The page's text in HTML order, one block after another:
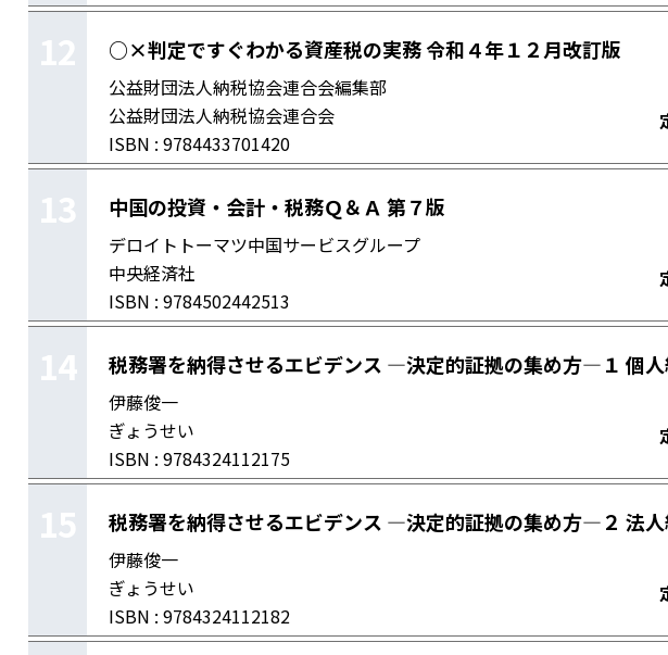
12 ○×判定ですぐわかる資産税の実務 令和４年１２月改訂版
公益財団法人納税協会連合会編集部
公益財団法人納税協会連合会
ISBN : 9784433701420
13 中国の投資・会計・税務Ｑ＆Ａ 第７版
デロイトトーマツ中国サービスグループ
中央経済社
ISBN : 9784502442513
14 税務署を納得させるエビデンス ―決定的証拠の集め方―１ 個
伊藤俊一
ぎょうせい
ISBN : 9784324112175
15 税務署を納得させるエビデンス ―決定的証拠の集め方―２ 法
伊藤俊一
ぎょうせい
ISBN : 9784324112182